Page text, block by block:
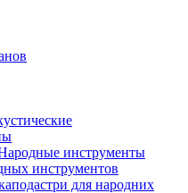
инструменты
инструментов
для народних